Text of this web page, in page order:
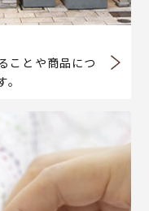
ことや商品につ